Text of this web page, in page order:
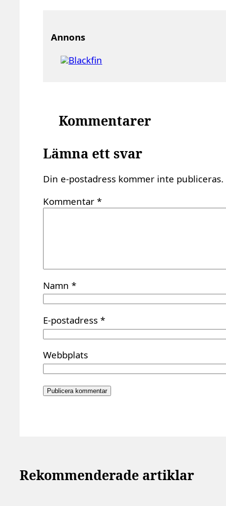
Annons
Kommentarer
Lämna ett svar
Din e-postadress kommer inte publiceras.
Kommentar *
Namn *
E-postadress *
Webbplats
Rekommenderade artiklar